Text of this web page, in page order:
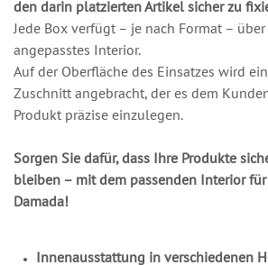
den darin platzierten Artikel sicher zu
Jede Box verfügt – je nach Format –
angepasstes Interior.
Auf der Oberfläche des Einsatzes wird
Zuschnitt angebracht, der es dem
Produkt präzise einzulegen.
Sorgen Sie dafür, dass Ihre Produkte
bleiben – mit dem passenden Interior
Damada!
Innenausstattung in verschiedenen